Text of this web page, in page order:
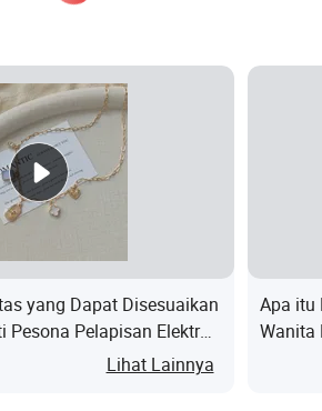
yang Dapat Disesuaikan
Pesona Pelapisan Elektro
Kaca Batu Alam
Lihat Lainnya
Apa itu
Wanita